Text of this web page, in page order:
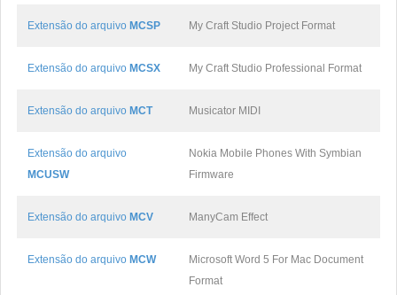
Extensão do arquivo MCSP My Craft Studio Project Format
Extensão do arquivo MCSX My Craft Studio Professional Format
Extensão do arquivo MCT Musicator MIDI
Extensão do arquivo
MCUSW
Nokia Mobile Phones With Symbian
Firmware
Extensão do arquivo MCV ManyCam Effect
Extensão do arquivo MCW
Microsoft Word 5 For Mac Document
Format